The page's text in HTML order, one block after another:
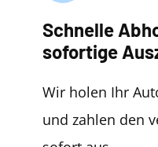
Schnelle
sofortige
Wir holen Ihr
und zahlen den